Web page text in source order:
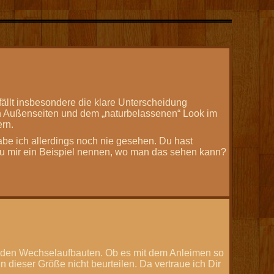
insbesondere die klare Unterscheidung
und dem „naturbelassenen“ Look im
ich allerdings noch nie gesehen. Du hast
mir ein Beispiel nennen, wo man das sehen kann?
Wechselaufbauten. Ob es mit dem Anleimen so
dieser Größe nicht beurteilen. Da vertraue ich Dir